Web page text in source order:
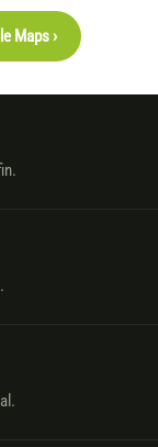
Maps ›